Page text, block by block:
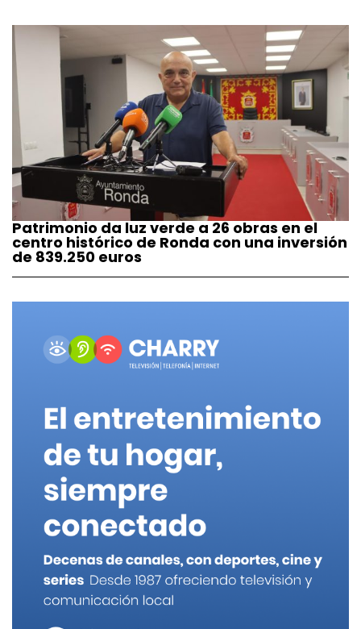
Patrimonio da luz verde a 26 obras en el
centro histórico de Ronda con una inversión
de 839.250 euros